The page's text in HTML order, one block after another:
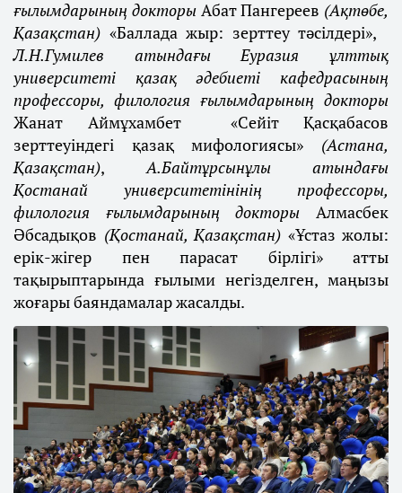
ғылымдарының докторы Абат Пангереев (Ақтөбе,
Қазақстан) «Баллада жыр: зерттеу тәсілдері»,
Л.Н.Гумилев атындағы Еуразия ұлттық
университеті қазақ әдебиеті кафедрасының
профессоры, филология ғылымдарының докторы
Жанат Аймұхамбет
«Сейіт Қасқабасов
зерттеуіндегі қазақ мифологиясы» (Астана,
Қазақстан), А.Байтұрсынұлы атындағы
Қостанай университетінінің профессоры,
филология ғылымдарының докторы Алмасбек
Әбсадықов (Қостанай, Қазақстан) «Ұстаз жолы:
ерік-жігер пен парасат бірлігі» атты
тақырыптарында ғылыми негізделген, маңызы
жоғары баяндамалар жасалды.